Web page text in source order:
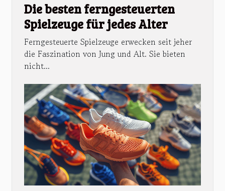
Die besten ferngesteuerten
Spielzeuge für jedes Alter
Ferngesteuerte Spielzeuge erwecken seit jeher
die Faszination von Jung und Alt. Sie bieten
nicht...